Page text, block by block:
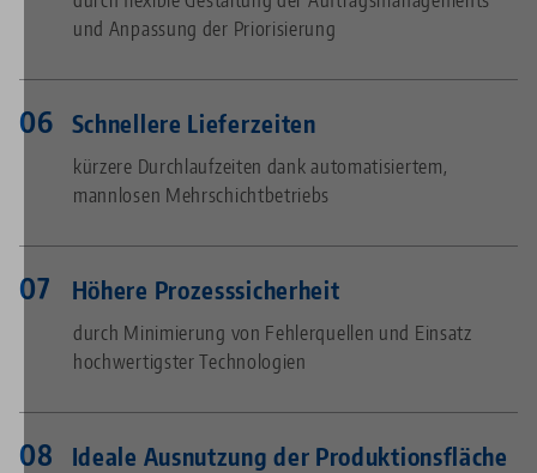
und Anpassung der Priorisierung
Schnellere Lieferzeiten
kürzere Durchlaufzeiten dank automatisiertem,
mannlosen Mehrschichtbetriebs
Höhere Prozesssicherheit
durch Minimierung von Fehlerquellen und Einsatz
hochwertigster Technologien
Ideale Ausnutzung der Produktionsfläche